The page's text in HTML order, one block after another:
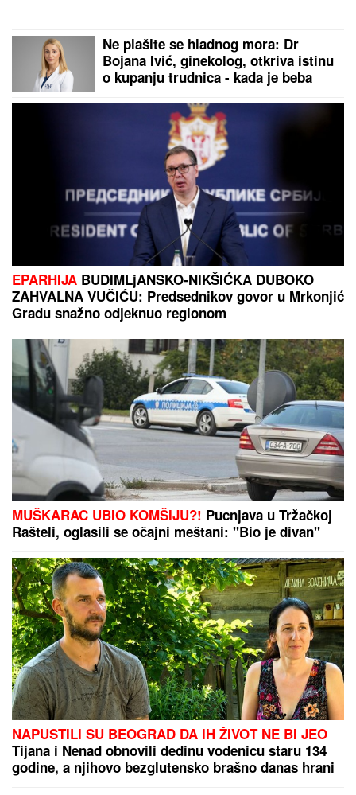
Ne plašite se hladnog mora: Dr
Bojana Ivić, ginekolog, otkriva istinu
o kupanju trudnica - kada je beba
EPARHIJA BUDIMLjANSKO-NIKŠIĆKA DUBOKO
ZAHVALNA VUČIĆU: Predsednikov govor u Mrkonjić
Gradu snažno odjeknuo regionom
MUŠKARAC UBIO KOMŠIJU?! Pucnjava u Tržačkoj
Rašteli, oglasili se očajni meštani: "Bio je divan"
NAPUSTILI SU BEOGRAD DA IH ŽIVOT NE BI JEO
Tijana i Nenad obnovili dedinu vodenicu staru 134
godine, a njihovo bezglutensko brašno danas hrani